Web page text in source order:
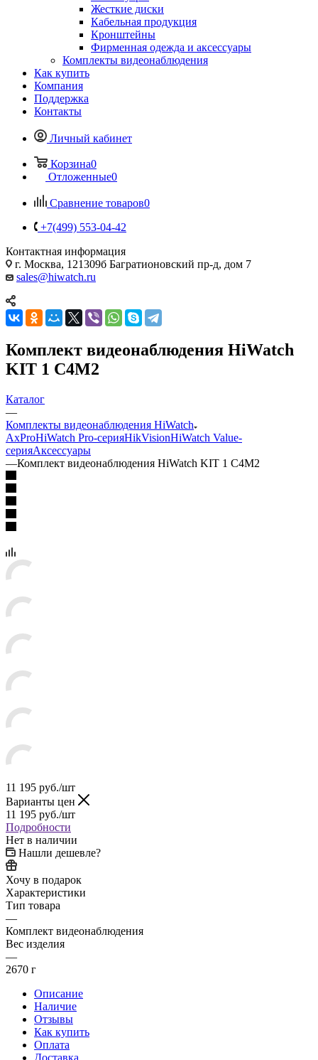
Жесткие диски
Кабельная продукция
Кронштейны
Фирменная одежда и аксессуары
Комплекты видеонаблюдения
Как купить
Компания
Поддержка
Контакты
Личный кабинет
Корзина0
Отложенные0
Сравнение товаров0
+7(499) 553-04-42
Контактная информация
г. Москва, 121309б Багратионовский пр-д, дом 7
sales@hiwatch.ru
Комплект видеонаблюдения HiWatch
KIT 1 C4M2
Каталог
—
Комплекты видеонаблюдения HiWatch
AxProHiWatch Pro-серияHikVisionHiWatch Value-
серияАксессуары
—Комплект видеонаблюдения HiWatch KIT 1 C4M2
11 195 руб./шт
Варианты цен
11 195 руб./шт
Подробности
Нет в наличии
Нашли дешевле?
Хочу в подарок
Характеристики
Тип товара
—
Комплект видеонаблюдения
Вес изделия
—
2670 г
Описание
Наличие
Отзывы
Как купить
Оплата
Доставка